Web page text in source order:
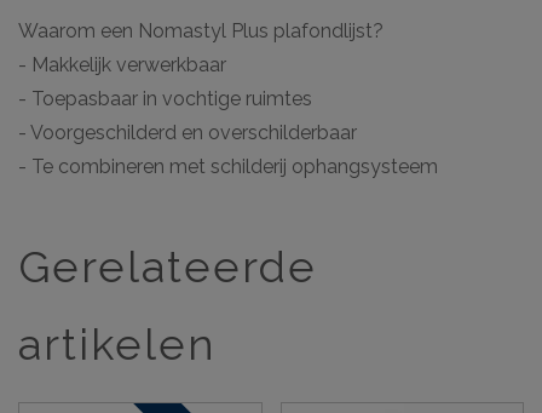
Waarom een Nomastyl Plus plafondlijst?
- Makkelijk verwerkbaar
- Toepasbaar in vochtige ruimtes
- Voorgeschilderd en overschilderbaar
- Te combineren met schilderij ophangsysteem
Gerelateerde
artikelen